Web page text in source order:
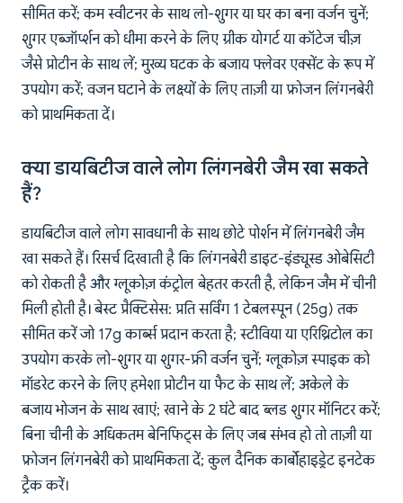
सीमित करें; कम स्वीटनर के साथ लो-शुगर या घर का बना वर्जन चुनें;
शुगर एब्जॉर्प्शन को धीमा करने के लिए ग्रीक योगर्ट या कॉटेज चीज़
जैसे प्रोटीन के साथ लें; मुख्य घटक के बजाय फ्लेवर एक्सेंट के रूप में
उपयोग करें; वजन घटाने के लक्ष्यों के लिए ताज़ी या फ्रोजन लिंगनबेरी
को प्राथमिकता दें।
क्या डायबिटीज वाले लोग लिंगनबेरी जैम खा सकते
हैं?
डायबिटीज वाले लोग सावधानी के साथ छोटे पोर्शन में लिंगनबेरी जैम
खा सकते हैं। रिसर्च दिखाती है कि लिंगनबेरी डाइट-इंड्यूस्ड ओबेसिटी
को रोकती है और ग्लूकोज़ कंट्रोल बेहतर करती है, लेकिन जैम में चीनी
मिली होती है। बेस्ट प्रैक्टिसेस: प्रति सर्विंग 1 टेबलस्पून (25g) तक
सीमित करें जो 17g कार्ब्स प्रदान करता है; स्टीविया या एरिथ्रिटोल का
उपयोग करके लो-शुगर या शुगर-फ्री वर्जन चुनें; ग्लूकोज़ स्पाइक को
मॉडरेट करने के लिए हमेशा प्रोटीन या फैट के साथ लें; अकेले के
बजाय भोजन के साथ खाएं; खाने के 2 घंटे बाद ब्लड शुगर मॉनिटर करें;
बिना चीनी के अधिकतम बेनिफिट्स के लिए जब संभव हो तो ताज़ी या
फ्रोजन लिंगनबेरी को प्राथमिकता दें; कुल दैनिक कार्बोहाइड्रेट इनटेक
ट्रैक करें।